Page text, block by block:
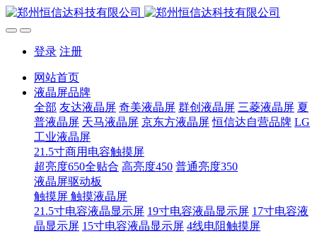
登录 注册
网站首页
液晶屏品牌
全部 友达液晶屏 奇美液晶屏 群创液晶屏 三菱液晶屏 夏
普液晶屏 天马液晶屏 京东方液晶屏 恒信达自营品牌 LG
工业液晶屏
21.5寸商用电容触摸屏
超亮度650全贴合 高亮度450 普通亮度350
液晶屏驱动板
触摸屏 触摸液晶屏
21.5寸电容液晶显示屏 19寸电容液晶显示屏 17寸电容液
晶显示屏 15寸电容液晶显示屏 4线电阻触摸屏